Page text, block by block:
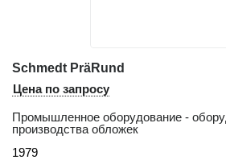
Schmedt PräRund
Цена по запросу
Промышленное оборудование -
производства обложек
1979